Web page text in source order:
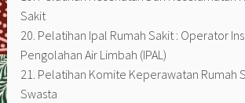
Sakit
20. Pelatihan Ipal Rumah Sakit : Operator
Pengolahan Air Limbah (IPAL)
21. Pelatihan Komite Keperawatan Rumah
Swasta